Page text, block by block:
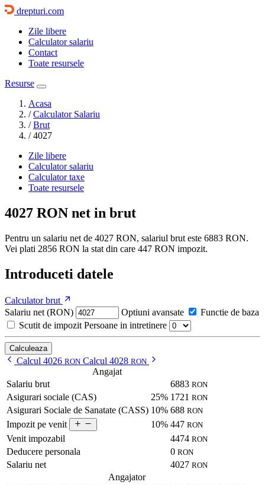
drepturi.com
Zile libere
Calculator salariu
Contact
Toate resursele
Resurse
Acasa
/ Calculator Salariu
/ Brut
/ 4027
Zile libere
Calculator salariu
Calculator taxe
Toate resursele
4027 RON net in brut
Pentru un salariu net de 4027 RON, salariul brut este 6883 RON.
Vei plati 2856 RON la stat din care 447 RON impozit.
Introduceti datele
Calculator brut
Salariu net (RON)
Optiuni avansate
Functie de baza
Scutit de impozit Persoane in intretinere
Calculeaza
Calcul 4026 RON Calcul 4028 RON
Angajat
Salariu brut
6883 RON
Asigurari sociale (CAS) 25% 1721 RON
Asigurari Sociale de Sanatate (CASS) 10% 688 RON
Impozit pe venit 10% 447 RON
Venit impozabil 4474 RON
Deducere personala 0 RON
Salariu net 4027 RON
Angajator